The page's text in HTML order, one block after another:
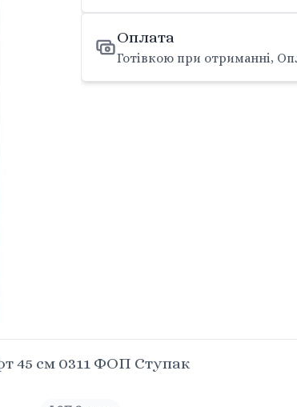
Оплата
Готівкою при отриманні,
45 см 0311 ФОП Ступак